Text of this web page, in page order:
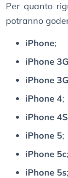
Per quanto
potranno
iPhone;
iPhone 3G
iPhone
iPhone 4;
iPhone 4S
iPhone 5;
iPhone 5c;
iPhone 5s;